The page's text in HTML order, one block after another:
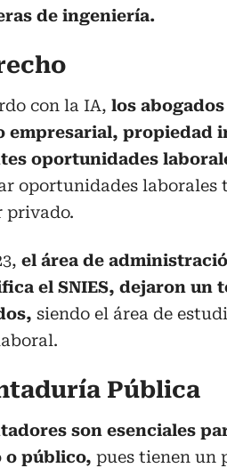
de ingeniería.
con la IA, los
empresarial, propiedad
oportunidades
oportunidades laborales
privado.
el área de
el SNIES, dejaron un
siendo el área de
Pública
son esenciales
o público, pues tienen un